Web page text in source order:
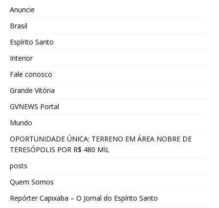
Anuncie
Brasil
Espírito Santo
Interior
Fale conosco
Grande Vitória
GVNEWS Portal
Mundo
OPORTUNIDADE ÚNICA: TERRENO EM ÁREA NOBRE DE
TERESÓPOLIS POR R$ 480 MIL
posts
Quem Somos
Repórter Capixaba – O Jornal do Espírito Santo